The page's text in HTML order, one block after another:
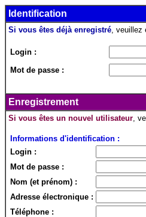
Identification
Si vous êtes déjà enregistré, veuillez
Login :
Mot de passe :
Enregistrement
Si vous êtes un nouvel utilisateur,
Informations d'identification :
Login :
Mot de passe :
Nom (et prénom) :
Adresse électronique :
Téléphone :